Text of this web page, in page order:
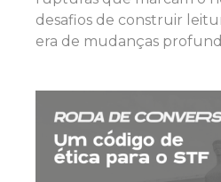
desafios de construir
era de mudanças